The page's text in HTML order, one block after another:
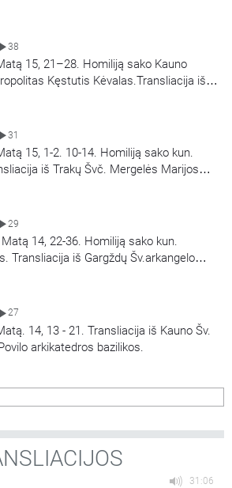
38
15, 21–28. Homiliją sako Kauno
Kęstutis Kėvalas.Transliacija iš
Marijos Gimimo bazilikos.
31
15, 1-2. 10-14. Homiliją sako kun.
iš Trakų Švč. Mergelės Marijos
29
14, 22-36. Homiliją sako kun.
Transliacija iš Gargždų Šv.arkangelo
27
14, 13 - 21. Transliacija iš Kauno Šv.
arkikatedros bazilikos.
31:06